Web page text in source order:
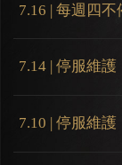
7.16 | 每週四
7.14 | 停服維護
7.10 | 停服維護